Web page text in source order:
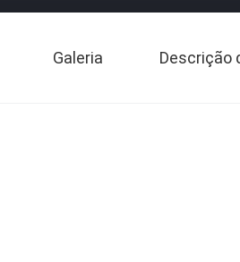
Galeria Descrição